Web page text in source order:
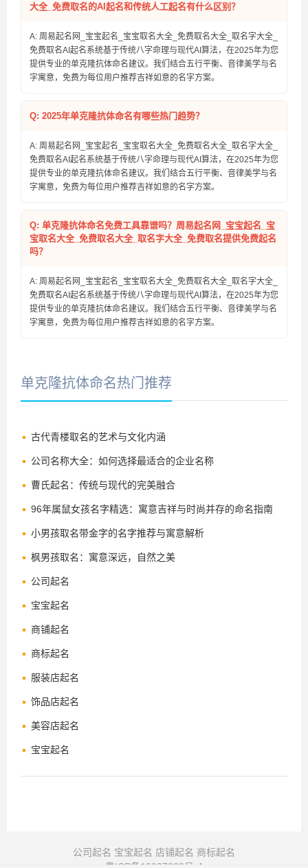
大全_免费取名的AI起名和传统人工起名有什么区别？
A: 周易起名网_宝宝起名_宝宝取名大全_免费取名大全_取名字大全_
免费取名AI起名系统基于传统八字命理与现代AI算法，在2025年为您
提供专业的单克隆抗体命名建议。我们结合五行平衡、音律美学与名
字寓意，免费为每位用户推荐吉祥如意的名字方案。
Q: 2025年单克隆抗体命名有哪些热门趋势？
A: 周易起名网_宝宝起名_宝宝取名大全_免费取名大全_取名字大全_
免费取名AI起名系统基于传统八字命理与现代AI算法，在2025年为您
提供专业的单克隆抗体命名建议。我们结合五行平衡、音律美学与名
字寓意，免费为每位用户推荐吉祥如意的名字方案。
Q: 单克隆抗体命名免费工具靠谱吗？周易起名网_宝宝起名_宝
宝取名大全_免费取名大全_取名字大全_免费取名提供免费起名
吗？
A: 周易起名网_宝宝起名_宝宝取名大全_免费取名大全_取名字大全_
免费取名AI起名系统基于传统八字命理与现代AI算法，在2025年为您
提供专业的单克隆抗体命名建议。我们结合五行平衡、音律美学与名
字寓意，免费为每位用户推荐吉祥如意的名字方案。
单克隆抗体命名热门推荐
古代青楼取名的艺术与文化内涵
公司名称大全：如何选择最适合的企业名称
曹氏起名：传统与现代的完美融合
96年属鼠女孩名字精选：寓意吉祥与时尚并存的命名指南
小男孩取名带金字的名字推荐与寓意解析
枫男孩取名：寓意深远，自然之美
公司起名
宝宝起名
商铺起名
商标起名
服装店起名
饰品店起名
美容店起名
宝宝起名
公司起名 宝宝起名 店铺起名 商标起名